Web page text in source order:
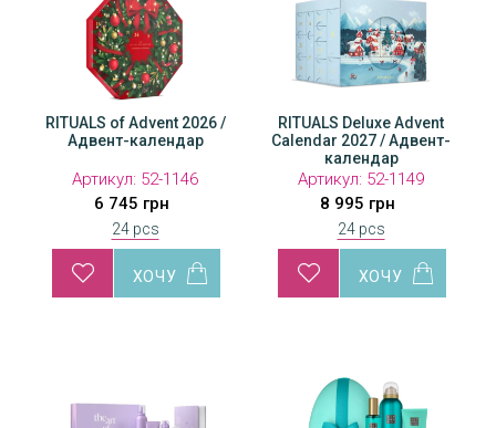
RITUALS of Advent 2026 /
Адвент-календар
Артикул: 52-1146
6 745 грн
24 pcs
RITUALS Deluxe Advent
Calendar 2027 / Адвент-
календар
Артикул: 52-1149
8 995 грн
24 pcs